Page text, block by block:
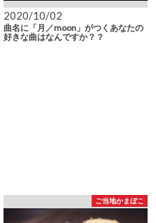
2020/10/02
曲名に「月／moon」がつくあなたの
好きな曲はなんですか？？
ご当地かまぼこ